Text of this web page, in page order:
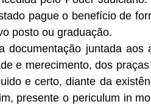
pague o benefício de
posto ou graduação.
documentação juntada
e merecimento, dos
e certo, diante da
presente o periculum in